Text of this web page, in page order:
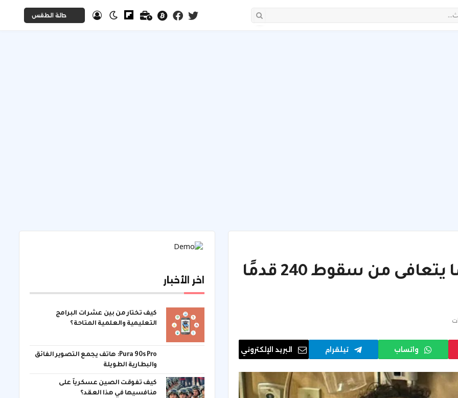
حالة الطقس
في سن المراهقة يعاني بينما يتعافى من سقوط 240 قدمًا
واتساب تيلقرام البريد الإلكتروني
اخر الأخبار
كيف تختار من بين عشرات البرامج
التعليمية والعلمية المتاحة؟
Pura 90s Pro: هاتف يجمع التصوير الفائق
والبطارية الطويلة
كيف تفوقت الصين عسكرياً على
منافسيها في هذا العقد؟